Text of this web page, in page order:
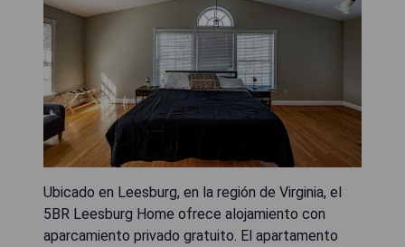
Ubicado en Leesburg, en la región de Virginia, el
5BR Leesburg Home ofrece alojamiento con
aparcamiento privado gratuito. El apartamento